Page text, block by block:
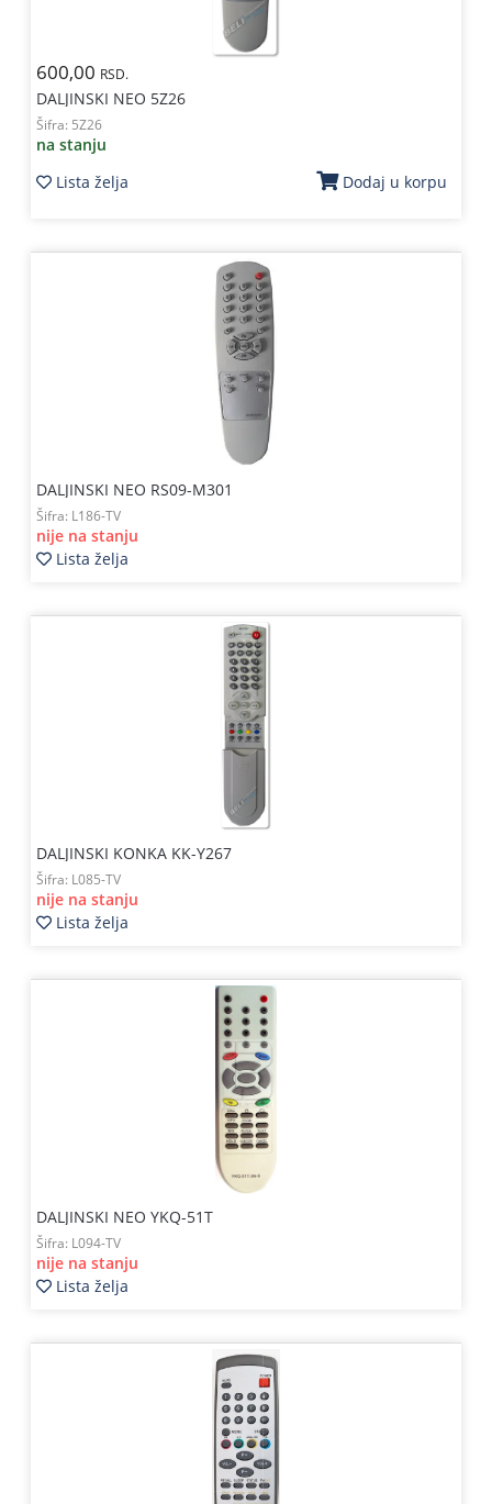
600,00 RSD.
DALJINSKI NEO 5Z26
Šifra: 5Z26
na stanju
Lista želja
Dodaj u korpu
DALJINSKI NEO RS09-M301
Šifra: L186-TV
nije na stanju
Lista želja
DALJINSKI KONKA KK-Y267
Šifra: L085-TV
nije na stanju
Lista želja
DALJINSKI NEO YKQ-51T
Šifra: L094-TV
nije na stanju
Lista želja